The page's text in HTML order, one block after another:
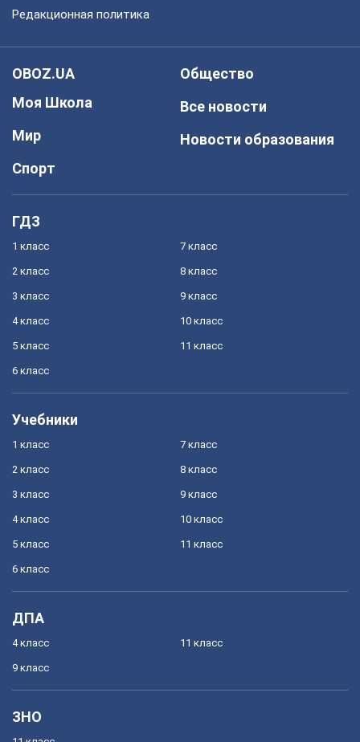
Редакционная политика
OBOZ.UA
Моя Школа
Мир
Спорт
Общество
Все новости
Новости образования
ГДЗ
1 класс
2 класс
3 класс
4 класс
5 класс
6 класс
7 класс
8 класс
9 класс
10 класс
11 класс
Учебники
1 класс
2 класс
3 класс
4 класс
5 класс
6 класс
7 класс
8 класс
9 класс
10 класс
11 класс
ДПА
4 класс
9 класс
11 класс
ЗНО